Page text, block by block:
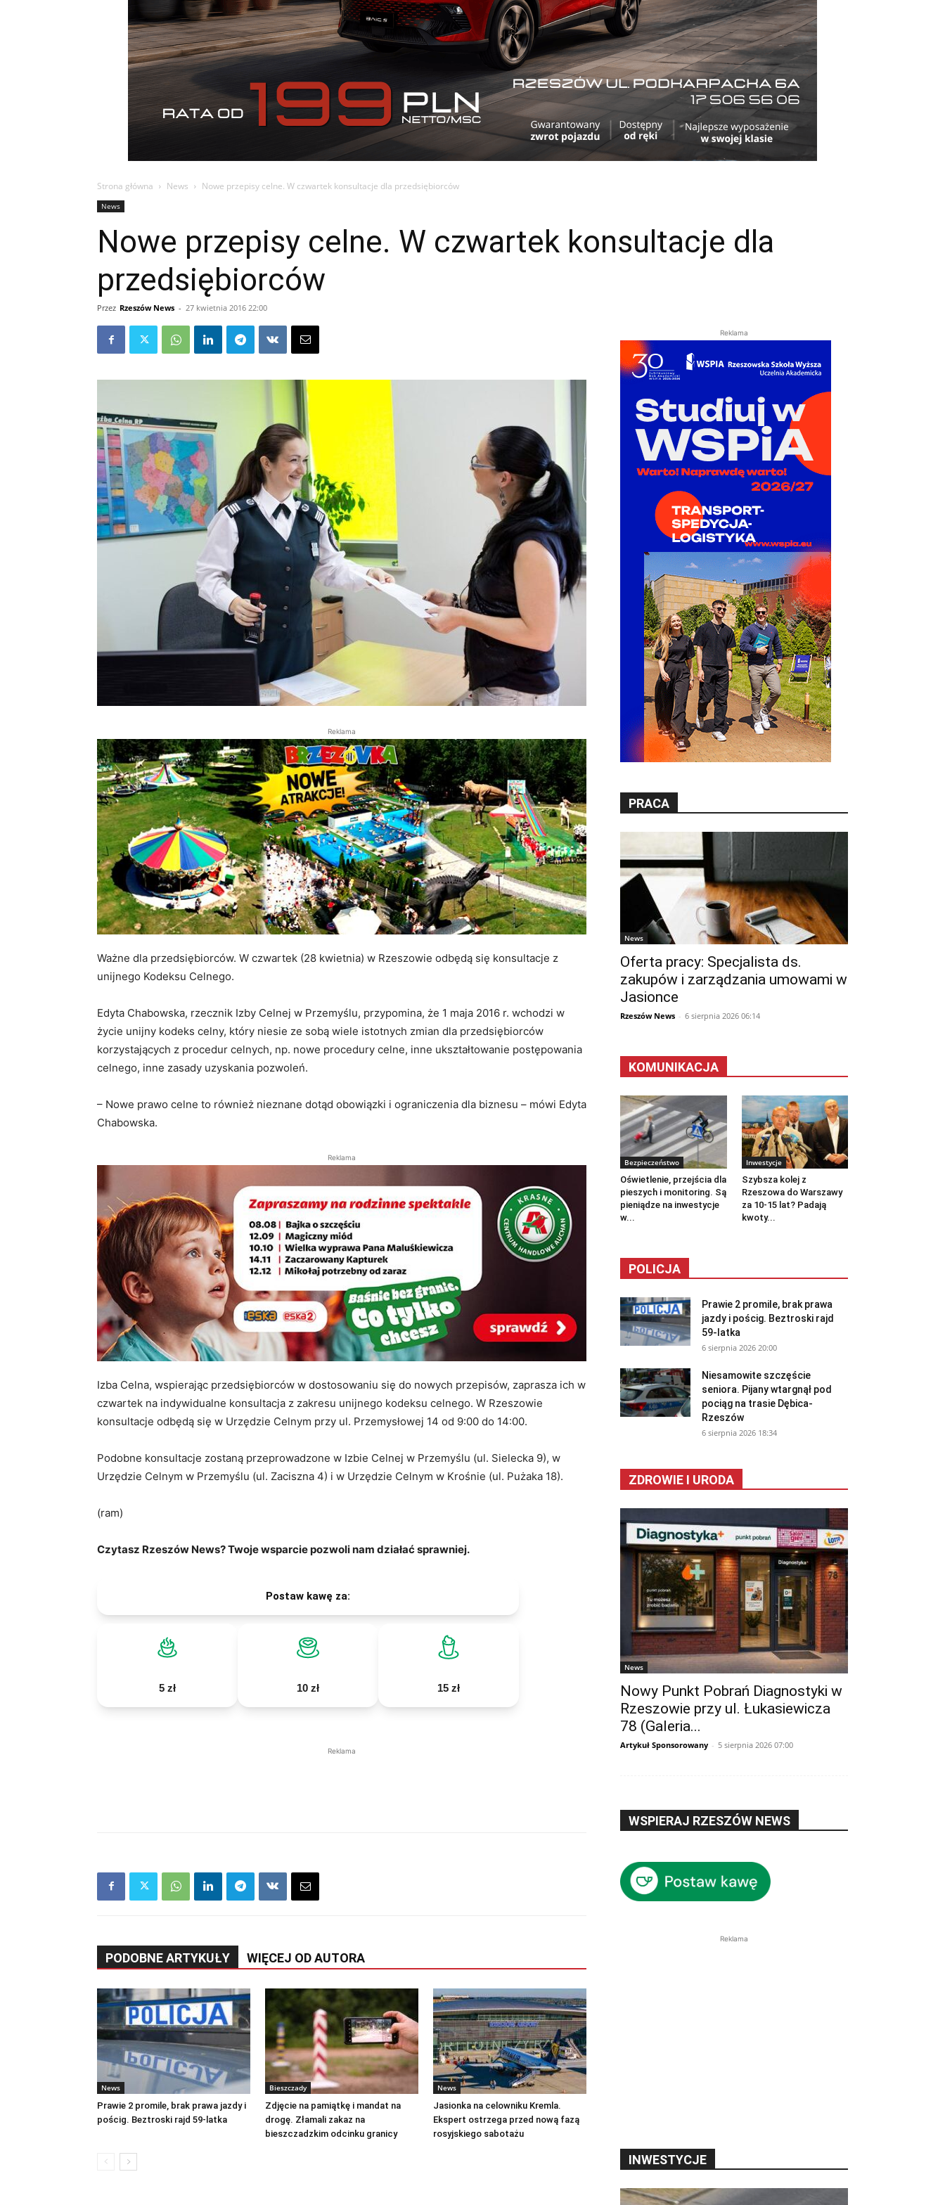
Strona główna News Nowe przepisy celne. W czwartek konsultacje dla przedsiębiorców
News
Nowe przepisy celne. W czwartek konsultacje dla
przedsiębiorców
Przez Rzeszów News - 27 kwietnia 2016 22:00
Reklama
Ważne dla przedsiębiorców. W czwartek (28 kwietnia) w Rzeszowie odbędą się konsultacje z
unijnego Kodeksu Celnego.
Edyta Chabowska, rzecznik Izby Celnej w Przemyślu, przypomina, że 1 maja 2016 r. wchodzi w
życie unijny kodeks celny, który niesie ze sobą wiele istotnych zmian dla przedsiębiorców
korzystających z procedur celnych, np. nowe procedury celne, inne ukształtowanie postępowania
celnego, inne zasady uzyskania pozwoleń.
– Nowe prawo celne to również nieznane dotąd obowiązki i ograniczenia dla biznesu – mówi Edyta
Chabowska.
Reklama
Izba Celna, wspierając przedsiębiorców w dostosowaniu się do nowych przepisów, zaprasza ich w
czwartek na indywidualne konsultacja z zakresu unijnego kodeksu celnego. W Rzeszowie
konsultacje odbędą się w Urzędzie Celnym przy ul. Przemysłowej 14 od 9:00 do 14:00.
Podobne konsultacje zostaną przeprowadzone w Izbie Celnej w Przemyślu (ul. Sielecka 9), w
Urzędzie Celnym w Przemyślu (ul. Zaciszna 4) i w Urzędzie Celnym w Krośnie (ul. Pużaka 18).
(ram)
Czytasz Rzeszów News? Twoje wsparcie pozwoli nam działać sprawniej.
Postaw kawę za:
5 zł 10 zł 15 zł
Reklama
PODOBNE ARTYKUŁY WIĘCEJ OD AUTORA
News
Prawie 2 promile, brak prawa jazdy i
pościg. Beztroski rajd 59-latka
Bieszczady
Zdjęcie na pamiątkę i mandat na
drogę. Złamali zakaz na
bieszczadzkim odcinku granicy
News
Jasionka na celowniku Kremla.
Ekspert ostrzega przed nową fazą
rosyjskiego sabotażu
Reklama
PRACA
News
Oferta pracy: Specjalista ds.
zakupów i zarządzania umowami w
Jasionce
Rzeszów News - 6 sierpnia 2026 06:14
KOMUNIKACJA
Bezpieczeństwo
Oświetlenie, przejścia dla
pieszych i monitoring. Są
pieniądze na inwestycje
w...
Inwestycje
Szybsza kolej z
Rzeszowa do Warszawy
za 10-15 lat? Padają
kwoty...
POLICJA
Prawie 2 promile, brak prawa
jazdy i pościg. Beztroski rajd
59-latka
6 sierpnia 2026 20:00
Niesamowite szczęście
seniora. Pijany wtargnął pod
pociąg na trasie Dębica-
Rzeszów
6 sierpnia 2026 18:34
ZDROWIE I URODA
News
Nowy Punkt Pobrań Diagnostyki w
Rzeszowie przy ul. Łukasiewicza
78 (Galeria...
Artykuł Sponsorowany - 5 sierpnia 2026 07:00
WSPIERAJ RZESZÓW NEWS
Reklama
INWESTYCJE